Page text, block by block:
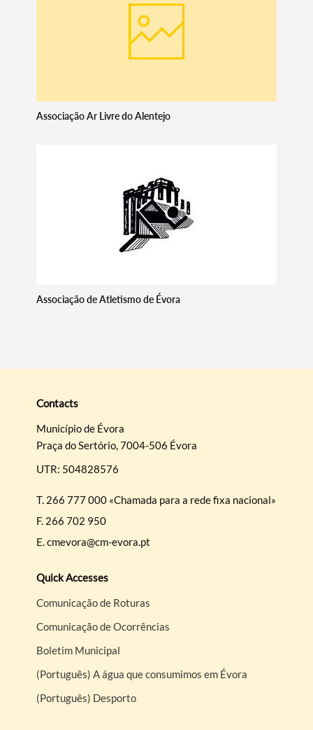
Associação Ar Livre do Alentejo
Associação de Atletismo de Évora
Contacts
Município de Évora
Praça do Sertório, 7004-506 Évora
UTR: 504828576
T. 266 777 000 «Chamada para a rede fixa nacional»
F. 266 702 950
E.cmevora@cm-evora.pt
Quick Accesses
Comunicação de Roturas
Comunicação de Ocorrências
Boletim Municipal
(Português) A água que consumimos em Évora
(Português) Desporto